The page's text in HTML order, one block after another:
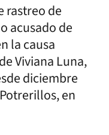
rastreo de
acusado de
la causa
Viviana Luna,
diciembre
en